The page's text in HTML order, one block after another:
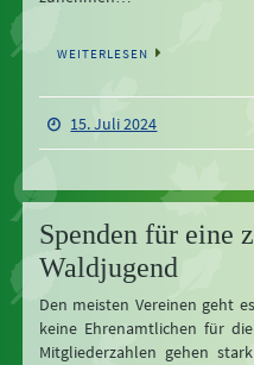
WEITERLESEN
15. Juli 2024
Spenden für eine
Waldjugend
Den meisten Vereinen geht
keine Ehrenamtlichen für
Mitgliederzahlen gehen